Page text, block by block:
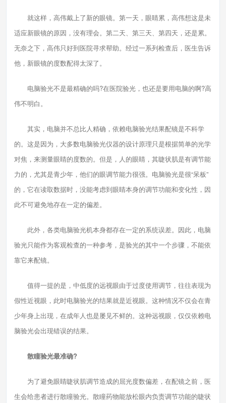
就这样，高伟戴上了新的眼镜。第一天，眼睛累，高伟想这是未
适应新眼镜的原因，没有理会。第二天、第三天、第四天，还是累。
无奈之下，高伟只好到医院寻求帮助。经过一系列检查后，医生告诉
他，新眼镜的度数配得太深了。
电脑验光不是最精确的吗?在医院验光，也还是要用电脑的啊?高
伟不明白。
其实，电脑并不总比人精确，依赖电脑验光结果配镜是不科学
的。这是因为，大多数电脑验光仪器的设计原理只是根据简单的光学
对焦，来测量眼睛的度数的。但是，人的眼睛，其睫状肌是有调节能
力的，尤其是青少年，他们的眼调节能力很强。电脑验光是很“呆板”
的，它在读取数据时，没能考虑到眼睛本身的调节功能和变化性，因
此不可避免地存在一定的偏差。
此外，各类电脑验光机本身都存在一定的系统误差。因此，电脑
验光只能作为客观检查的一种参考，是验光的其中一个步骤，不能依
靠它来配镜。
值得一提的是，中低度的远视眼由于过度使用调节，往往表现为
假性近视眼，此时电脑验光的结果就是近视眼。这种情况不仅会在青
少年身上出现，在成年人也是屡见不鲜的。这种远视眼，仅仅依赖电
脑验光会出现错误的结果。
散瞳验光最准确?
为了避免眼睛睫状肌调节造成的屈光度数偏差，在配镜之前，医
生会给患者进行散瞳验光。散瞳药物能放松眼内负责调节功能的睫状